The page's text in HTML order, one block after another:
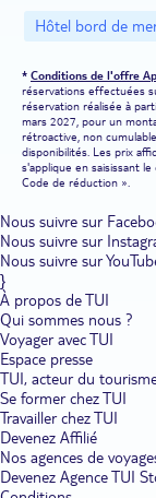
escapade sportive
Comment
et clubs TUI ?
Baléares pour
culturelles de
et clubs proposés
les Baléares.
criques aux eaux
nuit côtoient les
À Formentera,
activités
vous mesurer
Baléares de
fonds marins en
moniteur diplômé
observer les
Le confort des
vacances sont un
plans hôtels et
vous chouchouter
des îles des
pour une période
Hôtel bord de
* Conditions de l'offre
réservations effectuées
réservation réalisée à
mars 2027, pour un
rétroactive, non
disponibilités. Les prix
s'applique en saisissant
Code de réduction ».
Nous suivre sur
Nous suivre sur
Nous suivre sur
}
À propos de TUI
Qui sommes nous ?
Voyager avec TUI
Espace presse
TUI, acteur du
Se former chez TUI
Travailler chez TUI
Devenez Affilié
Nos agences de
Devenez Agence TUI